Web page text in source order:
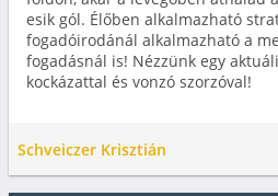
esik gól. Élőben alkalmazható
fogadóirodánál alkalmazható a
fogadásnál is! Nézzünk egy
kockázattal és vonzó szorzóval!
Schveiczer Krisztián